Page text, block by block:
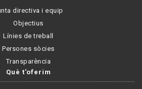
directiva i equip
Objectius
Línies de treball
Persones sòcies
Transparència
Què t'oferim